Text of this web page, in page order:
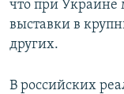
что при Украине
выставки в
других.
В российских